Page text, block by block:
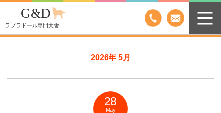
G&D
ラブラドール専門犬舎
2026年 5月
28
May